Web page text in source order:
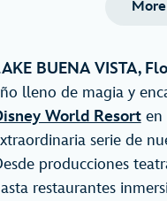
BUENA VISTA,
lleno de magia y
World Resorten
serie de
producciones
restaurantes